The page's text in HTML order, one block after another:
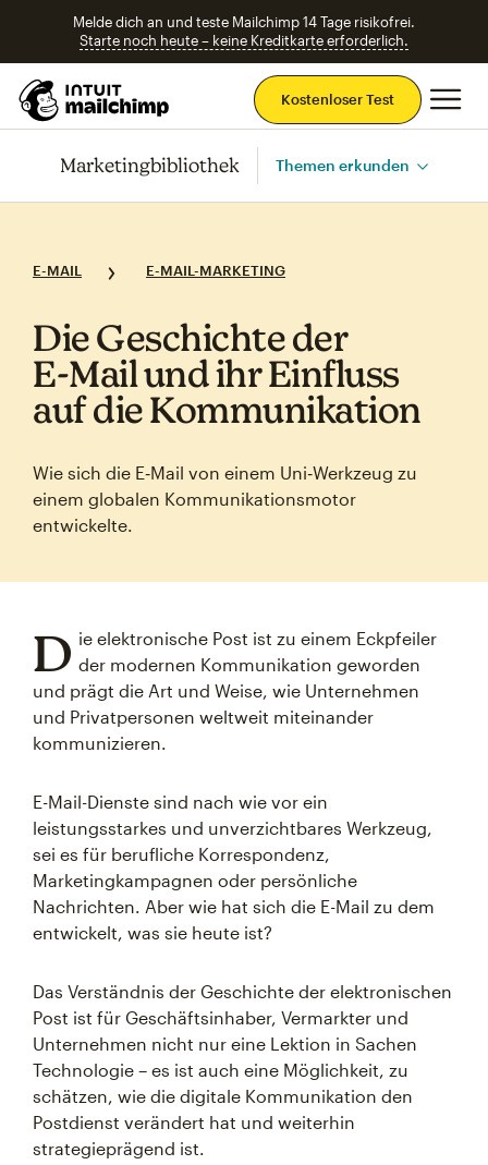
Melde dich an und teste Mailchimp 14 Tage risikofrei.
Starte noch heute – keine Kreditkarte erforderlich.
Kostenloser Test
Marketingbibliothek Themen erkunden
E-MAIL E-MAIL-MARKETING
Die Geschichte der
E‑Mail und ihr Einfluss
auf die Kommunikation
Wie sich die E‑Mail von einem Uni‑Werkzeug zu
einem globalen Kommunikationsmotor
entwickelte.
D ie elektronische Post ist zu einem Eckpfeiler
der modernen Kommunikation geworden
und prägt die Art und Weise, wie Unternehmen
und Privatpersonen weltweit miteinander
kommunizieren.
E-Mail-Dienste sind nach wie vor ein
leistungsstarkes und unverzichtbares Werkzeug,
sei es für berufliche Korrespondenz,
Marketingkampagnen oder persönliche
Nachrichten. Aber wie hat sich die E-Mail zu dem
entwickelt, was sie heute ist?
Das Verständnis der Geschichte der elektronischen
Post ist für Geschäftsinhaber, Vermarkter und
Unternehmen nicht nur eine Lektion in Sachen
Technologie – es ist auch eine Möglichkeit, zu
schätzen, wie die digitale Kommunikation den
Postdienst verändert hat und weiterhin
strategieprägend ist.